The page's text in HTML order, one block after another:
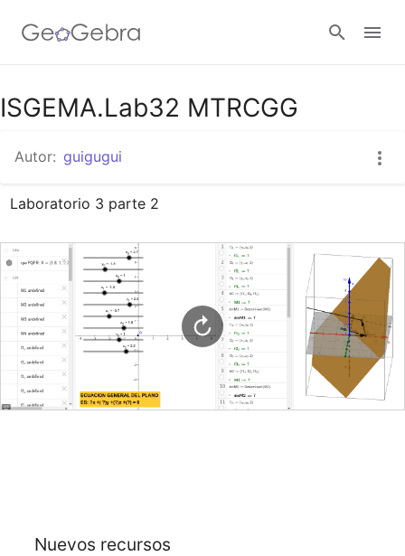
Google Classroom
GeoGebra Classroom
ISGEMA.Lab32 MTRCGG
Autor: guigugui
Laboratorio 3 parte 2
Nuevos recursos